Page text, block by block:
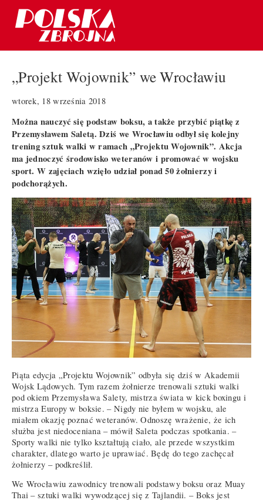
„Projekt Wojownik” we Wrocławiu
wtorek, 18 września 2018
Można nauczyć się podstaw boksu, a także przybić piątkę z
Przemysławem Saletą. Dziś we Wrocławiu odbył się kolejny
trening sztuk walki w ramach „Projektu Wojownik”. Akcja
ma jednoczyć środowisko weteranów i promować w wojsku
sport. W zajęciach wzięło udział ponad 50 żołnierzy i
podchorążych.
Piąta edycja „Projektu Wojownik” odbyła się dziś w Akademii
Wojsk Lądowych. Tym razem żołnierze trenowali sztuki walki
pod okiem Przemysława Salety, mistrza świata w kick boxingu i
mistrza Europy w boksie. – Nigdy nie byłem w wojsku, ale
miałem okazję poznać weteranów. Odnoszę wrażenie, że ich
służba jest niedoceniana – mówił Saleta podczas spotkania. –
Sporty walki nie tylko kształtują ciało, ale przede wszystkim
charakter, dlatego warto je uprawiać. Będę do tego zachęcał
żołnierzy – podkreślił.
We Wrocławiu zawodnicy trenowali podstawy boksu oraz Muay
Thai – sztuki walki wywodzącej się z Tajlandii. – Boks jest